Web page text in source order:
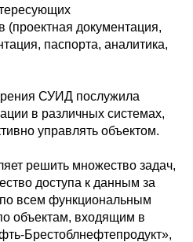
документация,
паспорта, аналитика,
СУИД послужила
в различных системах,
управлять объектом.
решить множество задач,
доступа к данным за
по всем функциональным
объектам, входящим в
Брестоблнефтепродукт»,